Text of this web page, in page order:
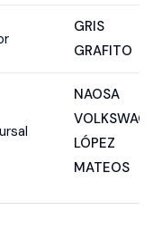
GRIS
GRAFITO
NAOSA
LÓPEZ
MATEOS